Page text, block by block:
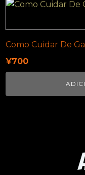
Como Cuidar De
¥700